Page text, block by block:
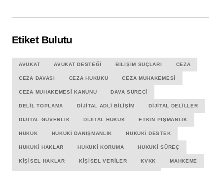
Etiket Bulutu
AVUKAT AVUKAT DESTEĞI BILIŞIM SUÇLARI CEZA
CEZA DAVASI CEZA HUKUKU CEZA MUHAKEMESI
CEZA MUHAKEMESI KANUNU DAVA SÜRECI
DELIL TOPLAMA DIJITAL ADLI BILIŞIM DIJITAL DELILLER
DIJITAL GÜVENLIK DIJITAL HUKUK ETKIN PIŞMANLIK
HUKUK HUKUKI DANIŞMANLIK HUKUKI DESTEK
HUKUKI HAKLAR HUKUKI KORUMA HUKUKI SÜREÇ
KIŞISEL HAKLAR KIŞISEL VERILER KVKK MAHKEME